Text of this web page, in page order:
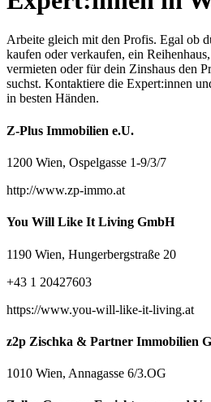
Arbeite gleich mit den Profis. Egal ob
kaufen oder verkaufen, ein
vermieten oder für dein Zinshaus den
suchst. Kontaktiere die Expert:innen
in besten Händen.
Z-Plus Immobilien e.U.
1200 Wien, Ospelgasse 1-9/3/7
http://www.zp-immo.at
You Will Like It Living GmbH
1190 Wien, Hungerbergstraße 20
+43 1 20427603
https://www.you-will-like-it-living.at
z2p Zischka & Partner Immobilien
1010 Wien, Annagasse 6/3.OG